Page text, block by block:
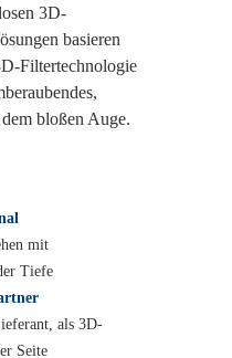
3D-
basieren
Filtertechnologie
bloßen Auge.
mit
Tiefe
als 3D-
Seite